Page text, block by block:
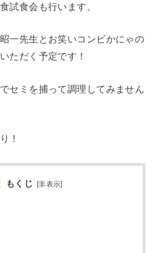
試食会も行います。
一先生とお笑いコンビかにゃの
ただく予定です！
セミを捕って調理してみません
！
もくじ [非表示]